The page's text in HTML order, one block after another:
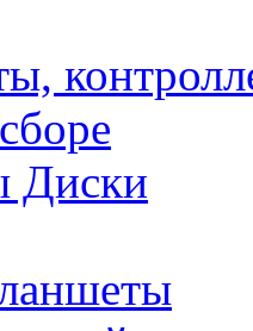
Диски